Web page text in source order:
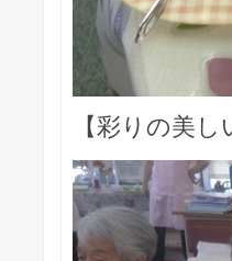
【彩りの美